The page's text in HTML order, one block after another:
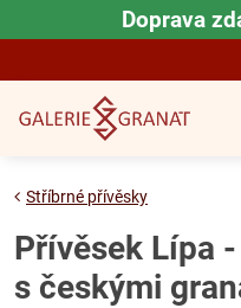
Doprava
Stříbrné přívěsky
Přívěsek Lípa
s českými